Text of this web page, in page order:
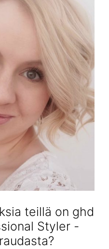
teillä on ghd
Styler -